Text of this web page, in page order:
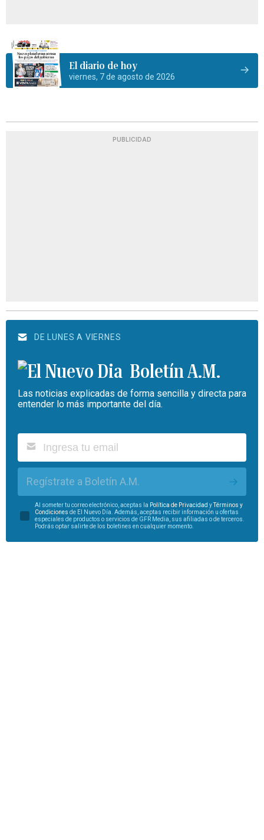
El diario de hoy
viernes, 7 de agosto de 2026
PUBLICIDAD
DE LUNES A VIERNES
Boletín A.M.
Las noticias explicadas de forma sencilla y directa para
entender lo más importante del día.
Regístrate a Boletín A.M.
Al someter tu correo electrónico, aceptas la Política de Privacidad yTérminos y
Condiciones de El Nuevo Día. Además, aceptas recibir información u ofertas
especiales de productos o servicios de GFR Media, sus afiliadas o de terceros.
Podrás optar salirte de los boletines en cualquier momento.